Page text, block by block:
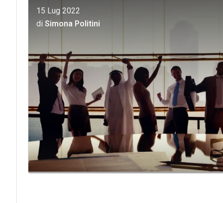
15 Lug 2022
di Simona Politini